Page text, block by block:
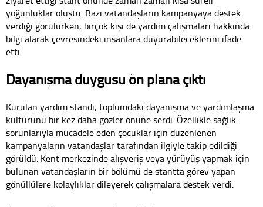
yoğunluklar oluştu. Bazı vatandaşların kampanyaya destek
verdiği görülürken, birçok kişi de yardım çalışmaları hakkında
bilgi alarak çevresindeki insanlara duyurabileceklerini ifade
etti.
Dayanışma duygusu ön plana çıktı
Kurulan yardım standı, toplumdaki dayanışma ve yardımlaşma
kültürünü bir kez daha gözler önüne serdi. Özellikle sağlık
sorunlarıyla mücadele eden çocuklar için düzenlenen
kampanyaların vatandaşlar tarafından ilgiyle takip edildiği
görüldü. Kent merkezinde alışveriş veya yürüyüş yapmak için
bulunan vatandaşların bir bölümü de stantta görev yapan
gönüllülere kolaylıklar dileyerek çalışmalara destek verdi.